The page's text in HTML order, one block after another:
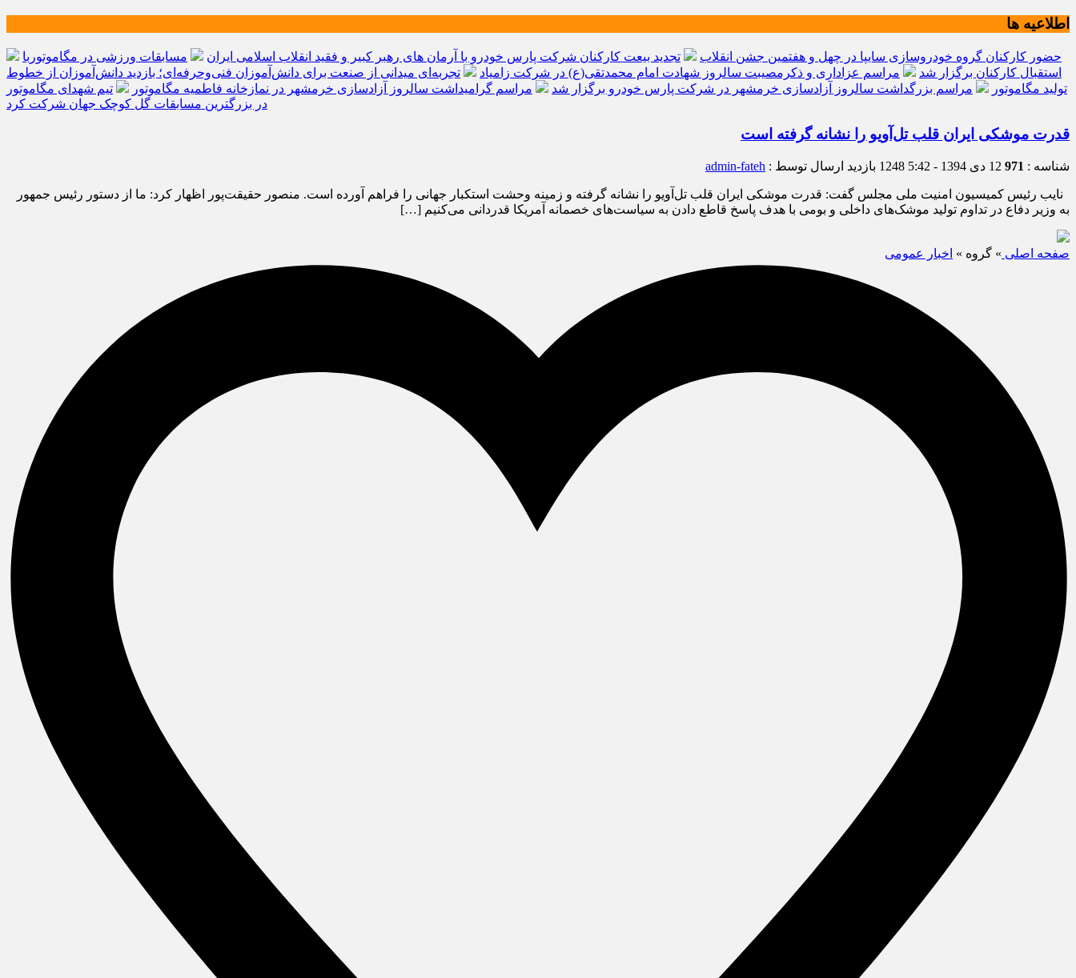
اطلاعیه ها
حضور کارکنان گروه خودروسازی سایپا در چهل و هفتمین جشن انقلاب تجدید بیعت کارکنان شرکت پارس خودرو با آرمان های رهبر کبیر و فقید انقلاب اسلامی ایران
مسابقات ورزشی در مگاموتوربا
استقبال کارکنان برگزار شد
مراسم عزاداری و ذکرمصیبت سالروز شهادت امام محمدتقی(ع) در شرکت زامیاد
تجربه‌ای میدانی از صنعت برای دانش‌آموزان فنی‌وحرفه‌ای؛ بازدید دانش‌آموزان از خطوط
تولید مگاموتور
مراسم بزرگداشت سالروز آزادسازی خرمشهر در شرکت پارس خودرو برگزار شد مراسم گرامیداشت سالروز آزادسازی خرمشهر در نمازخانه فاطمیه مگاموتور
تیم شهدای مگاموتور
در بزرگترین مسابقات گل کوچک جهان شرکت کرد
قدرت موشکی ایران قلب تل‌آویو را نشانه گرفته است
شناسه : 971 12 دی 1394 - 5:42 ارسال توسط : admin-fateh
نایب رئیس کمیسیون امنیت ملی مجلس گفت: قدرت موشکی ایران قلب تل‌آویو را نشانه گرفته و زمینه وحشت استکبار جهانی را فراهم آورده است. منصور حقیقت‌پور اظهار کرد: ما از دستور رئیس جمهور
به وزیر دفاع در تداوم تولید موشک‌های داخلی و بومی با هدف پاسخ قاطع دادن به سیاست‌های خصمانه آمریکا قدردانی می‌کنیم […]
صفحه اصلی » گروه » اخبار عمومی